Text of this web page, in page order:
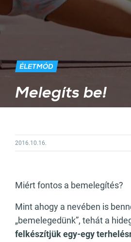
ÉLETMÓD
Melegíts be!
2016.10.16.
Miért fontos a bemelegítés?
Mint ahogy a nevében is
„bemelegedünk”, tehát a
felkészítjük egy-egy